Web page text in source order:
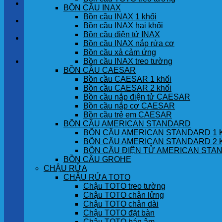
GÓC KHÁCH HÀNG
Chưa có sản phẩm trong giỏ hàng.
BỒN CẦU INAX
Bồn cầu INAX 1 khối
Bồn cầu INAX hai khối
Bồn cầu điện tử INAX
Bồn cầu INAX nắp rửa cơ
Bồn cầu xả cảm ứng
Bồn cầu INAX treo tường
BỒN CẦU CAESAR
Bồn cầu CAESAR 1 khối
Bồn cầu CAESAR 2 khối
Bồn cầu nắp điện tử CAESAR
Bồn cầu nắp cơ CAESAR
Bồn cầu trẻ em CAESAR
BỒN CẦU AMERICAN STANDARD
BỒN CẦU AMERICAN STANDARD 1
BỒN CẦU AMERICAN STANDARD 2
BỒN CẦU ĐIỆN TỬ AMERICAN
BỒN CẦU GROHE
CHẬU RỬA
CHẬU RỬA TOTO
Chậu TOTO treo tường
Chậu TOTO chân lửng
Chậu TOTO chân dài
Chậu TOTO đặt bàn